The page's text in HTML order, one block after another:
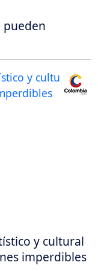
pueden
y cultural
imperdibles